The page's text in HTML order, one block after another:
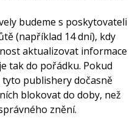
budeme s poskytovateli
(například 14 dní), kdy
aktualizovat informace
tak do pořádku. Pokud
publishery dočasně
blokovat do doby, než
znění.